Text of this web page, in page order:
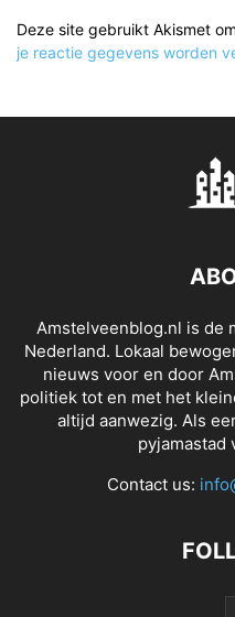
Deze site gebruikt Akismet
je reactie gegevens worden
Amstelveenblog.nl is de
Nederland. Lokaal
nieuws voor en door
politiek tot en met het
altijd aanwezig. Als
pyjamastad
Contact us: